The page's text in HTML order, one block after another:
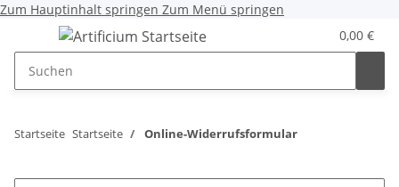
Zum Hauptinhalt springen Zum Menü springen
0,00 €
Startseite Startseite Online-Widerrufsformular